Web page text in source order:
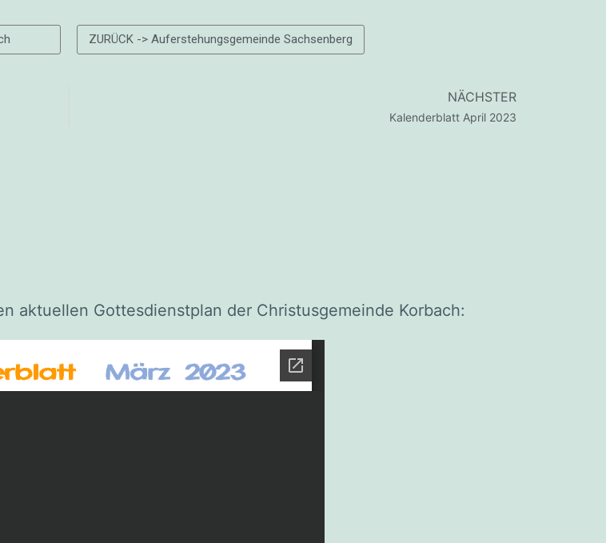
ZURÜCK -> Auferstehungsgemeinde Sachsenberg
NÄCHSTER
Kalenderblatt April 2023
aktuellen Gottesdienstplan der Christusgemeinde Korbach: